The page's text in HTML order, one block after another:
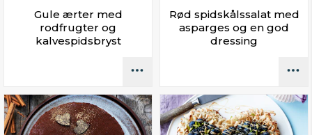
Gule ærter med
rodfrugter og
kalvespidsbryst
Rød spidskålssalat med
asparges og en god
dressing